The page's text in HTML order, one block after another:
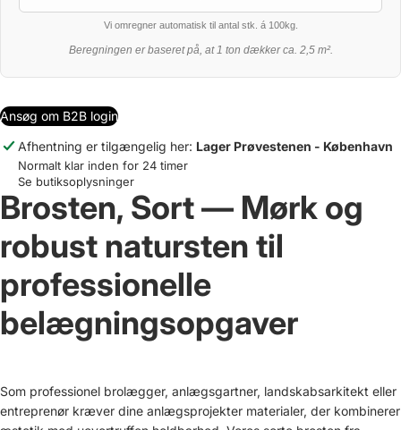
Vi omregner automatisk til antal stk. á 100kg.
Beregningen er baseret på, at 1 ton dækker ca. 2,5 m².
Ansøg om B2B login
Afhentning er tilgængelig her: Lager Prøvestenen - København
Normalt klar inden for 24 timer
Se butiksoplysninger
Brosten, Sort — Mørk og
robust natursten til
professionelle
belægningsopgaver
Som professionel brolægger, anlægsgartner, landskabsarkitekt eller
entreprenør kræver dine anlægsprojekter materialer, der kombinerer